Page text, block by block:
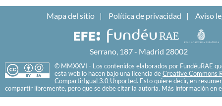
Mapa del sitio Política de privacidad Aviso
Serrano, 187 - Madrid 28002
© MMXXVI - Los contenidos elaborados por FundéuRAE
esta web lo hacen bajo una licencia de Creative Commons
CompartirIgual 3.0 Unported. Esto quiere decir, en
compartir libremente, pero que se debe citar la autoría. Más información en